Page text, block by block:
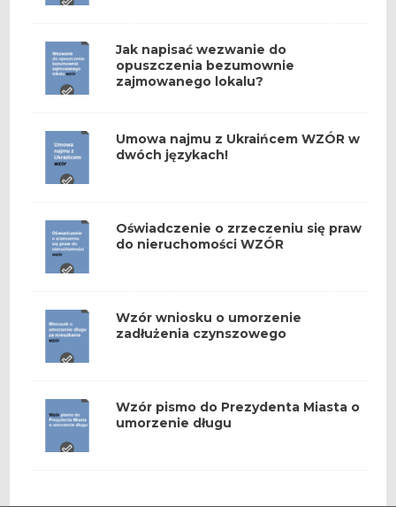
Jak napisać wezwanie do
opuszczenia bezumownie
zajmowanego lokalu?
Umowa najmu z Ukraińcem WZÓR w
dwóch językach!
Oświadczenie o zrzeczeniu się praw
do nieruchomości WZÓR
Wzór wniosku o umorzenie
zadłużenia czynszowego
Wzór pismo do Prezydenta Miasta o
umorzenie długu